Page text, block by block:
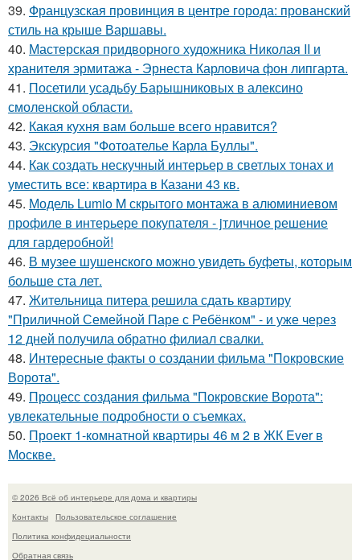
39. Французская провинция в центре города: прованский
стиль на крыше Варшавы.
40. Мастерская придворного художника Николая II и
хранителя эрмитажа - Эрнеста Карловича фон липгарта.
41. Посетили усадьбу Барышниковых в алексино
смоленской области.
42. Какая кухня вам больше всего нравится?
43. Экскурсия "Фотоателье Карла Буллы".
44. Как создать нескучный интерьер в светлых тонах и
уместить все: квартира в Казани 43 кв.
45. Модель Lumio M скрытого монтажа в алюминиевом
профиле в интерьере покупателя - jтличное решение
для гардеробной!
46. В музее шушенского можно увидеть буфеты, которым
больше ста лет.
47. Жительница питера решила сдать квартиру
"Приличной Семейной Паре с Ребёнком" - и уже через
12 дней получила обратно филиал свалки.
48. Интересные факты о создании фильма "Покровские
Ворота".
49. Процесс создания фильма "Покровские Ворота":
увлекательные подробности о съемках.
50. Проект 1-комнатной квартиры 46 м 2 в ЖК Ever в
Москве.
© 2026 Всё об интерьере для дома и квартиры
Контакты
Пользовательское соглашение
Политика конфидециальности
Обратная связь